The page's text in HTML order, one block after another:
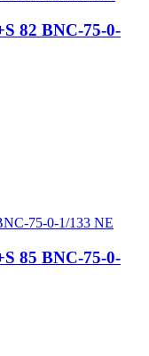
82 BNC-75-0-
85 BNC-75-0-